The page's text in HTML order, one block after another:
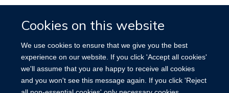
Cookies on this website
We use cookies to ensure that we give you the best
experience on our website. If you click 'Accept all cookies'
we'll assume that you are happy to receive all cookies
and you won't see this message again. If you click 'Reject
PUBLICATION DATE
2021-01-01T00:00:00+00:00